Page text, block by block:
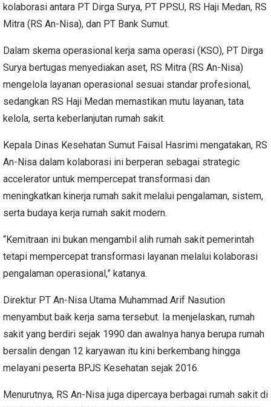
kolaborasi antara PT Dirga Surya, PT PPSU, RS Haji Medan, RS
Mitra (RS An-Nisa), dan PT Bank Sumut.
Dalam skema operasional kerja sama operasi (KSO), PT Dirga
Surya bertugas menyediakan aset, RS Mitra (RS An-Nisa)
mengelola layanan operasional sesuai standar profesional,
sedangkan RS Haji Medan memastikan mutu layanan, tata
kelola, serta keberlanjutan rumah sakit.
Kepala Dinas Kesehatan Sumut Faisal Hasrimi mengatakan, RS
An-Nisa dalam kolaborasi ini berperan sebagai strategic
accelerator untuk mempercepat transformasi dan
meningkatkan kinerja rumah sakit melalui pengalaman, sistem,
serta budaya kerja rumah sakit modern.
“Kemitraan ini bukan mengambil alih rumah sakit pemerintah
tetapi mempercepat transformasi layanan melalui kolaborasi
pengalaman operasional,” katanya.
Direktur PT An-Nisa Utama Muhammad Arif Nasution
menyambut baik kerja sama tersebut. Ia menjelaskan, rumah
sakit yang berdiri sejak 1990 dan awalnya hanya berupa rumah
bersalin dengan 12 karyawan itu kini berkembang hingga
melayani peserta BPJS Kesehatan sejak 2016.
Menurutnya, RS An-Nisa juga dipercaya berbagai rumah sakit di